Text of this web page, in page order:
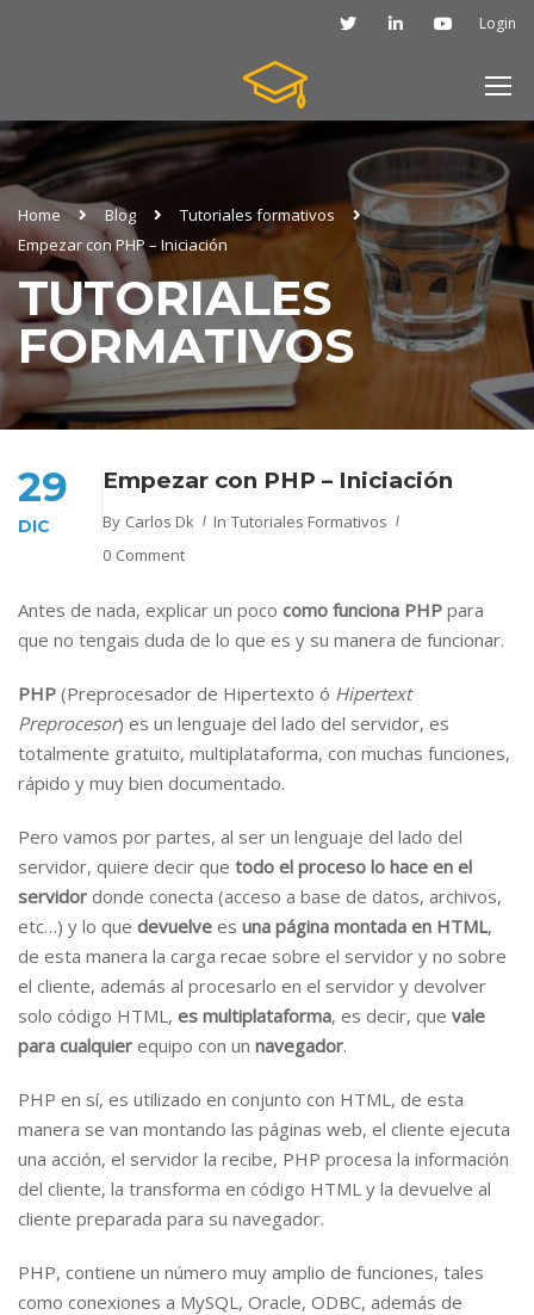
Login
Home Blog
Tutoriales formativos
Empezar con PHP – Iniciación
TUTORIALES
FORMATIVOS
29
DIC
Empezar con PHP – Iniciación
By Carlos Dk In Tutoriales Formativos
0 Comment
Antes de nada, explicar un poco como funciona PHP para
que no tengais duda de lo que es y su manera de funcionar.
PHP (Preprocesador de Hipertexto ó Hipertext
Preprocesor) es un lenguaje del lado del servidor, es
totalmente gratuito, multiplataforma, con muchas funciones,
rápido y muy bien documentado.
Pero vamos por partes, al ser un lenguaje del lado del
servidor, quiere decir que todo el proceso lo hace en el
servidor donde conecta (acceso a base de datos, archivos,
etc…) y lo que devuelve es una página montada en HTML,
de esta manera la carga recae sobre el servidor y no sobre
el cliente, además al procesarlo en el servidor y devolver
solo código HTML, es multiplataforma, es decir, que vale
para cualquier equipo con un navegador.
PHP en sí, es utilizado en conjunto con HTML, de esta
manera se van montando las páginas web, el cliente ejecuta
una acción, el servidor la recibe, PHP procesa la información
del cliente, la transforma en código HTML y la devuelve al
cliente preparada para su navegador.
PHP, contiene un número muy amplio de funciones, tales
como conexiones a MySQL, Oracle, ODBC, además de